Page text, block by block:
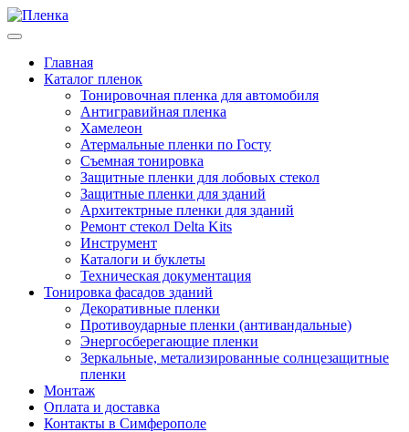
Главная
Каталог пленок
Тонировочная пленка для автомобиля
Антигравийная пленка
Хамелеон
Атермальные пленки по Госту
Съемная тонировка
Защитные пленки для лобовых стекол
Защитные пленки для зданий
Архитектрные пленки для зданий
Ремонт стекол Delta Kits
Инструмент
Каталоги и буклеты
Техническая документация
Тонировка фасадов зданий
Декоративные пленки
Противоударные пленки (антивандальные)
Энергосберегающие пленки
Зеркальные, метализированные солнцезащитные
пленки
Монтаж
Оплата и доставка
Контакты в Симферополе